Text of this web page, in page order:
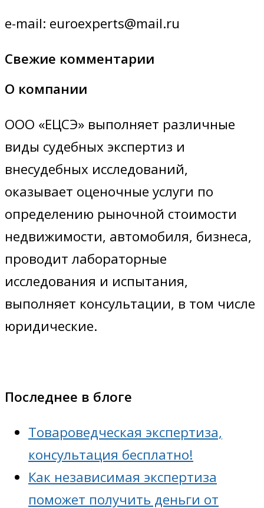
e-mail: euroexperts@mail.ru
Свежие комментарии
О компании
ООО «ЕЦСЭ» выполняет различные
виды судебных экспертиз и
внесудебных исследований,
оказывает оценочные услуги по
определению рыночной стоимости
недвижимости, автомобиля, бизнеса,
проводит лабораторные
исследования и испытания,
выполняет консультации, в том числе
юридические.
Последнее в блоге
Товароведческая экспертиза,
консультация бесплатно!
Как независимая экспертиза
поможет получить деньги от